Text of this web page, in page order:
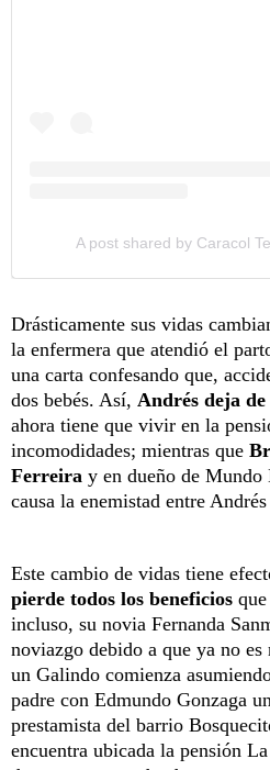
A post shared by Caracol
Drásticamente sus vidas
la enfermera que atendió el
una carta confesando que,
dos bebés. Así, Andrés deja
ahora tiene que vivir en la
incomodidades; mientras que
Ferreira y en dueño de Mundo
causa la enemistad entre
Este cambio de vidas tiene
pierde todos los beneficios
incluso, su novia Fernanda
noviazgo debido a que ya no
un Galindo comienza
padre con Edmundo Gonzaga
prestamista del barrio
encuentra ubicada la pensión